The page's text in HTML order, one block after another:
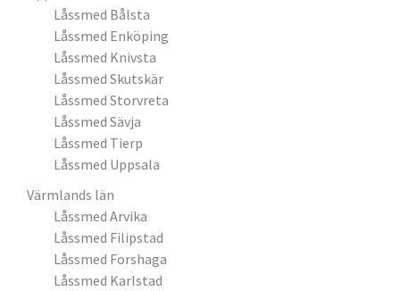
Låssmed Bålsta
Låssmed Enköping
Låssmed Knivsta
Låssmed Skutskär
Låssmed Storvreta
Låssmed Sävja
Låssmed Tierp
Låssmed Uppsala
Värmlands län
Låssmed Arvika
Låssmed Filipstad
Låssmed Forshaga
Låssmed Karlstad